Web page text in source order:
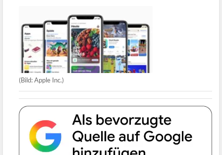
(Bild: Apple Inc.)